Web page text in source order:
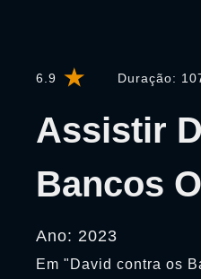
6.9 Duração:
Assistir
Bancos
Ano: 2023
Em "David contra os